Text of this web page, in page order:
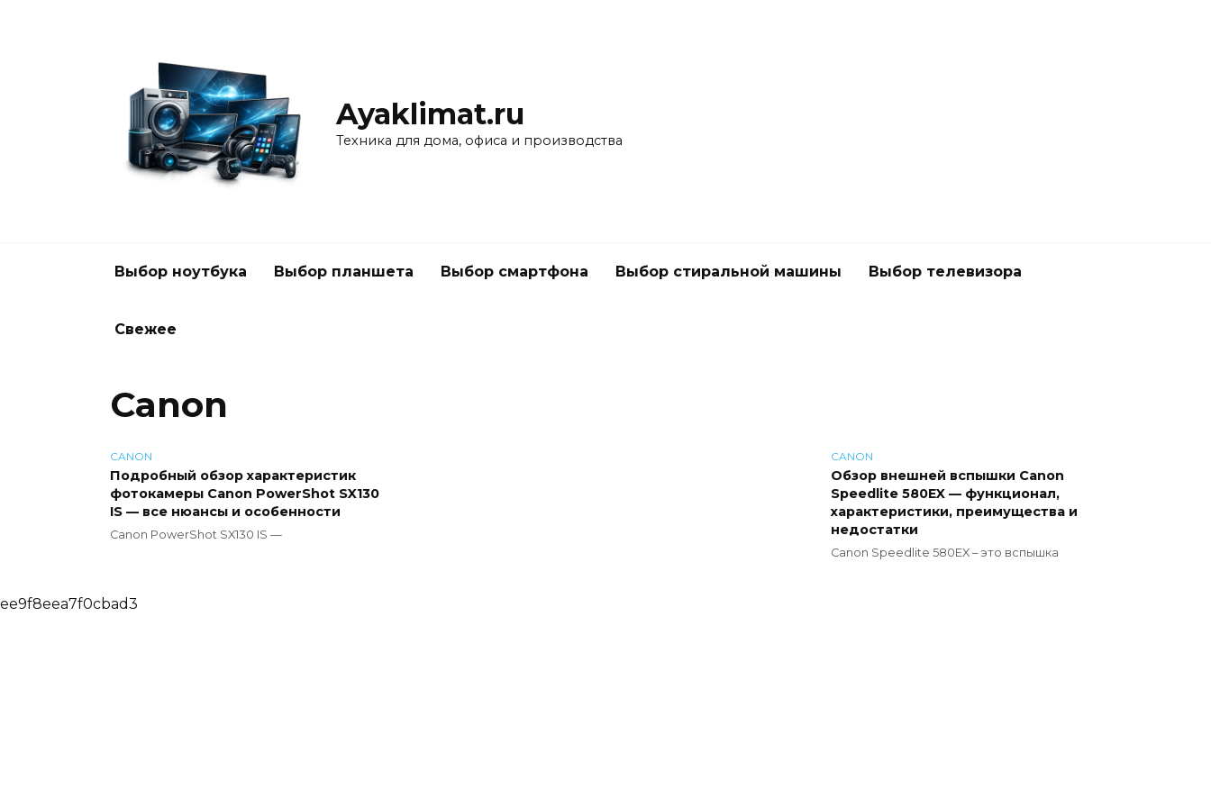
Ayaklimat.ru
Техника для дома, офиса и производства
Выбор ноутбука Выбор планшета Выбор смартфона Выбор стиральной машины Выбор телевизора
Свежее
Canon
CANON
Подробный обзор характеристик
фотокамеры Canon PowerShot SX130
IS — все нюансы и особенности
Canon PowerShot SX130 IS —
CANON
Обзор внешней вспышки Canon
Speedlite 580EX — функционал,
характеристики, преимущества и
недостатки
Canon Speedlite 580EX – это вспышка
ee9f8eea7f0cbad3